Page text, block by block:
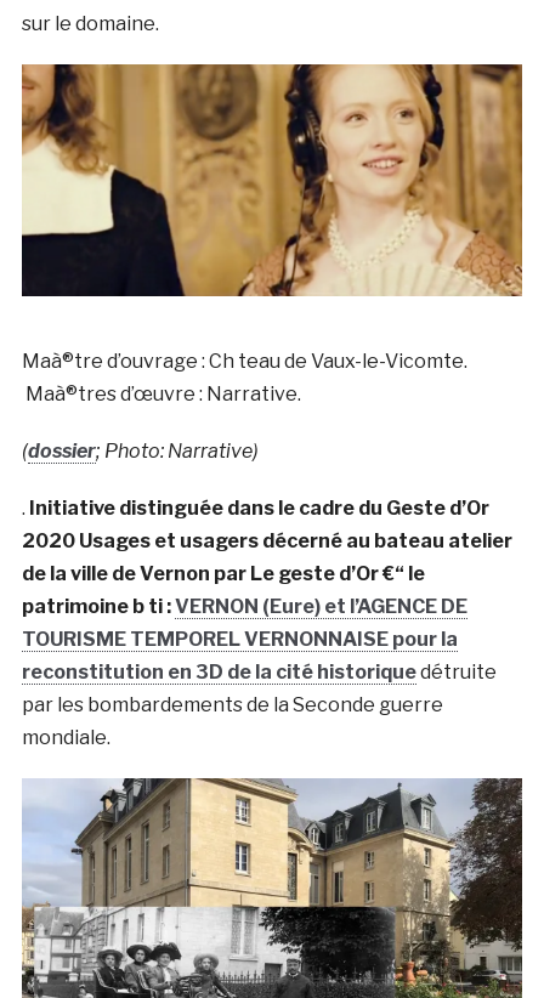
sur le domaine.
Maà®tre d’ouvrage : Ch teau de Vaux-le-Vicomte.
Maà®tres d’œuvre : Narrative.
(dossier; Photo: Narrative)
. Initiative distinguée dans le cadre du Geste d’Or
2020 Usages et usagers décerné au bateau atelier
de la ville de Vernon par Le geste d’Or €“ le
patrimoine b ti :VERNON (Eure) et l’AGENCE DE
TOURISME TEMPOREL VERNONNAISEpour la
reconstitution en 3D de la cité historiquedétruite
par les bombardements de la Seconde guerre
mondiale.